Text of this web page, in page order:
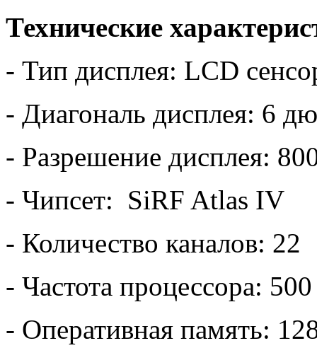
Технические
- Тип дисплея: LCD
- Диагональ дисплея: 6
- Разрешение дисплея:
- Чипсет: SiRF Atlas IV
- Количество каналов: 22
- Частота процессора:
- Оперативная память: